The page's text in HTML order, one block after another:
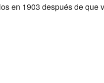
en 1903 después de que